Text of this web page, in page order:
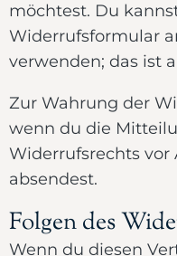
möchtest. Du
Widerrufsformular
verwenden; das ist
Zur Wahrung der
wenn du die
Widerrufsrechts
absendest.
Folgen des
Wenn du diesen